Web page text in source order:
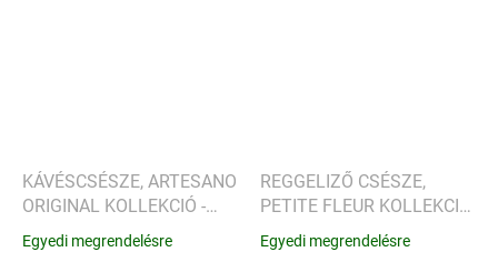
KÁVÉSCSÉSZE, ARTESANO
ORIGINAL KOLLEKCIÓ -
VILLEROY & BOCH
Egyedi megrendelésre
REGGELIZŐ CSÉSZE,
PETITE FLEUR KOLLEKCIÓ
- VILLEROY & BOCH
Egyedi megrendelésre